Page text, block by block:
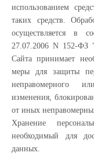
использованием
таких средств.
осуществляется в
27.07.2006 N 152-ФЗ
Сайта принимает
меры для защиты
неправомерного
изменения,
от иных
Хранение
необходимый для
данных.